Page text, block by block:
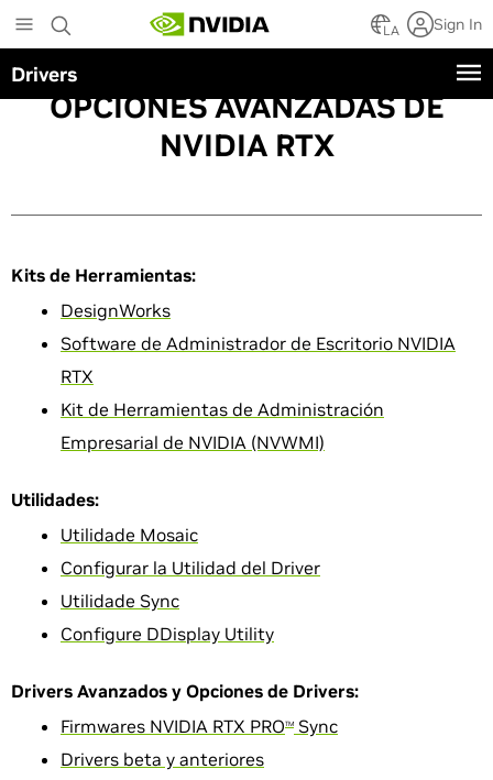
to
main
content
LA Sign In
Drivers
OPCIONES AVANZADAS DE
NVIDIA RTX
Kits de Herramientas:
DesignWorks
Software de Administrador de Escritorio NVIDIA
RTX
Kit de Herramientas de Administración
Empresarial de NVIDIA (NVWMI)
Utilidades:
Utilidade Mosaic
Configurar la Utilidad del Driver
Utilidade Sync
Configure DDisplay Utility
Drivers Avanzados y Opciones de Drivers:
Firmwares NVIDIA RTX PROTM
Sync
Drivers beta y anteriores